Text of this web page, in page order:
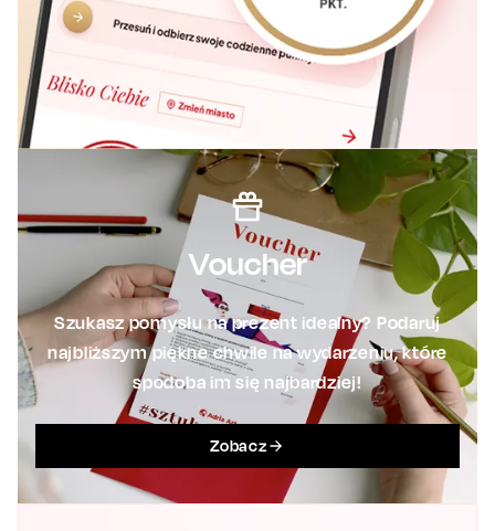
Voucher
Szukasz pomysłu na prezent idealny? Podaruj
najbliższym piękne chwile na wydarzeniu, które
spodoba im się najbardziej!
Zobacz